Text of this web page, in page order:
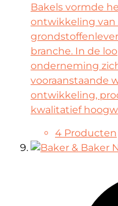
Bakels vormde
ontwikkeling van
branche. In de
onderneming
vooraanstaande
ontwikkeling,
kwalitatief
4 Producten